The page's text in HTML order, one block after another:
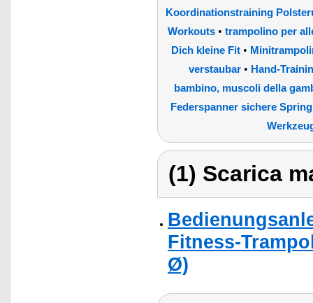
Koordinationstraining
Workouts• trampolino per
Dich kleine Fit •
verstaubar • Hand-
bambino, muscoli della
Federspanner sichere
(1) Scarica
Fitness-
Ø)